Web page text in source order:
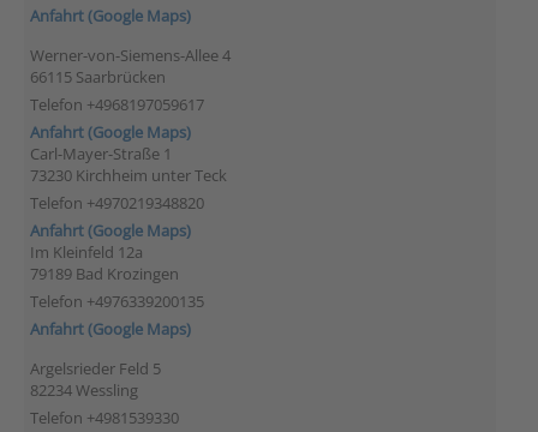
Anfahrt (Google Maps)
Werner-von-Siemens-Allee 4
66115 Saarbrücken
Telefon +4968197059617
Anfahrt (Google Maps)
Carl-Mayer-Straße 1
73230 Kirchheim unter Teck
Telefon +4970219348820
Anfahrt (Google Maps)
Im Kleinfeld 12a
79189 Bad Krozingen
Telefon +4976339200135
Anfahrt (Google Maps)
Argelsrieder Feld 5
82234 Wessling
Telefon +4981539330